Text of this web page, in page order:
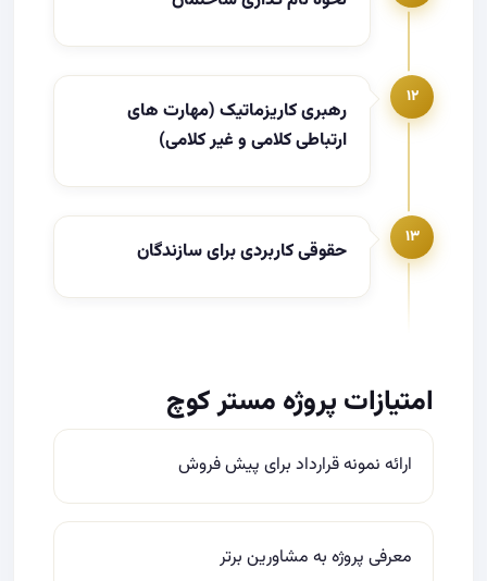
۱۲
رهبری کاریزماتیک (مهارت های
ارتباطی کلامی و غیر کلامی)
۱۳
حقوقی کاربردی برای سازندگان
امتیازات پروژه مستر کوچ
ارائه نمونه قرارداد برای پیش فروش
معرفی پروژه به مشاورین برتر